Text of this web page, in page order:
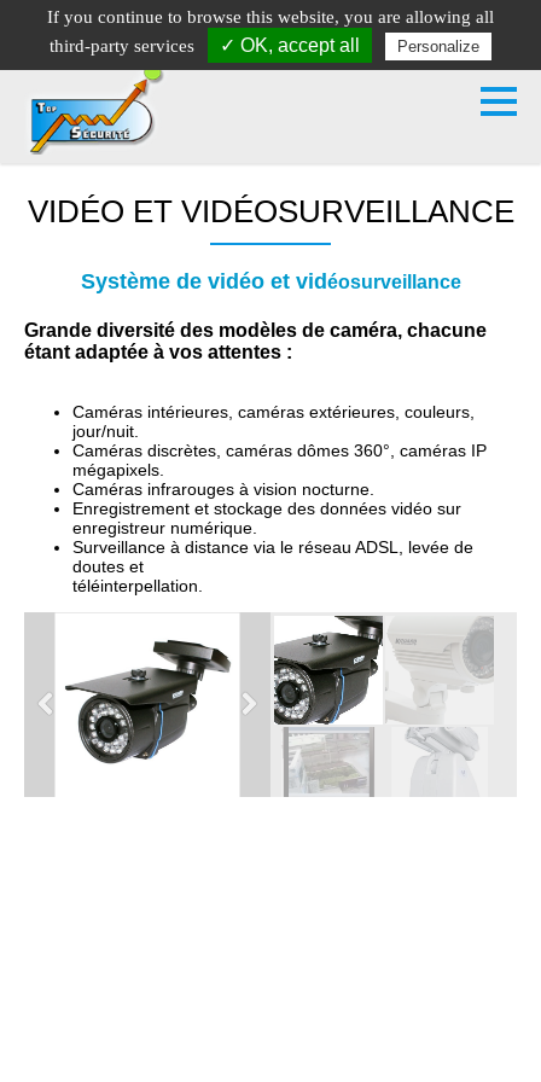
01.64.28.37.94
06.11.27.35.80
90, route de Fontainebleau - 77630 ARBONNE-LA-FORET
VIDÉO ET VIDÉOSURVEILLANCE
Système de vidéo et vidéosurveillance
Grande diversité des modèles de caméra, chacune
étant adaptée à vos attentes :
Caméras intérieures, caméras extérieures, couleurs,
jour/nuit.
Caméras discrètes, caméras dômes 360°, caméras IP
mégapixels.
Caméras infrarouges à vision nocturne.
Enregistrement et stockage des données vidéo sur
enregistreur numérique.
Surveillance à distance via le réseau ADSL, levée de
doutes et
téléinterpellation.
If you continue to browse this website, you are allowing all
third-party services
✓ OK, accept all Personalize